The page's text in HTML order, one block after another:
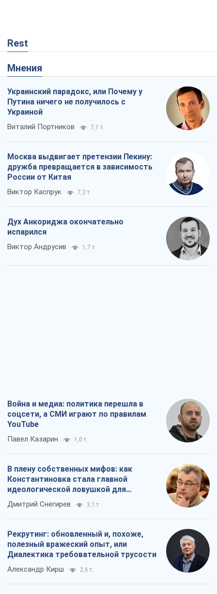
Rest
Мнения
Украинский парадокс, или Почему у
Путина ничего не получилось с
Украиной
Виталий Портников 7,1 т.
Москва выдвигает претензии Пекину:
дружба превращается в зависимость
России от Китая
Виктор Каспрук 7,2 т.
Дух Анкориджа окончательно
испарился
Виктор Андрусив 1,7 т.
Война и медиа: политика перешла в
соцсети, а СМИ играют по правилам
YouTube
Павел Казарин 1,0 т.
В плену собственных мифов: как
Константиновка стала главной
идеологической ловушкой для
российских оккупантов
Дмитрий Снегирев 3,1 т.
Рекрутинг: обновленный и, похоже,
полезный вражеский опыт, или
Диалектика требовательной трусости
Александр Кирш 2,6 т.